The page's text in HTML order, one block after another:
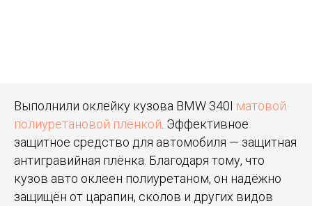
Выполнили оклейку кузова BMW 340I матовой
полиуретановой плёнкой . Эффективное
защитное средство для автомобиля — защитная
антигравийная плёнка. Благодаря тому, что
кузов авто оклеен полиуретаном, он надёжно
защищён от царапин, сколов и других видов